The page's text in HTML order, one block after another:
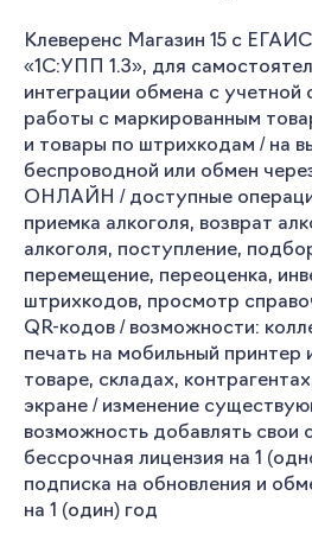
Клеверенс Магазин 15 с
«1С:УПП 1.3», для
интеграции обмена с учетной
работы с маркированным
и товары по штрихкодам / на
беспроводной или обмен
ОНЛАЙН / доступные
приемка алкоголя, возврат
алкоголя, поступление,
перемещение, переоценка,
штрихкодов, просмотр
QR-кодов / возможности:
печать на мобильный принтер
товаре, складах,
экране / изменение
возможность добавлять свои
бессрочная лицензия на 1
подписка на обновления и
на 1 (один) год